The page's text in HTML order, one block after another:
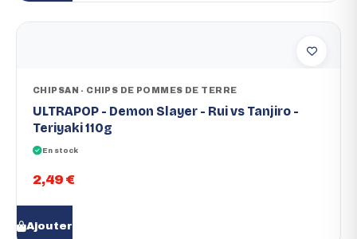
CHIPSAN - CHIPS DE POMMES DE TERRE
ULTRAPOP - Demon Slayer - Rui vs Tanjiro -
Teriyaki 110g
En stock
2,49 €
Ajouter